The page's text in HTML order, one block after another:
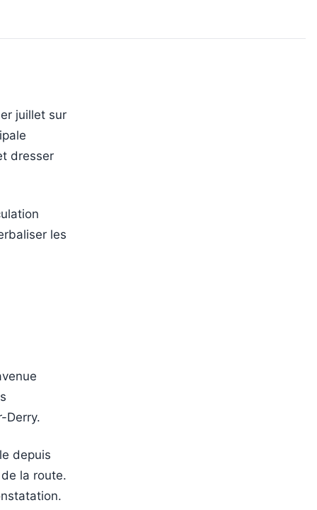
juillet sur
dresser
les
Derry.
depuis
la route.